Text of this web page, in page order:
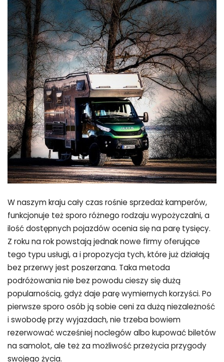
W naszym kraju cały czas rośnie sprzedaż kamperów,
funkcjonuje też sporo różnego rodzaju wypożyczalni, a
ilość dostępnych pojazdów ocenia się na parę tysięcy.
Z roku na rok powstają jednak nowe firmy oferujące
tego typu usługi, a i propozycja tych, które już działają
bez przerwy jest poszerzana. Taka metoda
podróżowania nie bez powodu cieszy się dużą
popularnością, gdyż daje parę wymiernych korzyści. Po
pierwsze sporo osób ją sobie ceni za dużą niezależność
i swobodę przy wyjazdach, nie trzeba bowiem
rezerwować wcześniej noclegów albo kupować biletów
na samolot, ale też za możliwość przeżycia przygody
swojego życia.